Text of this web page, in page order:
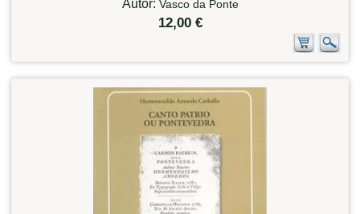
Autor: Vasco da Ponte
12,00 €